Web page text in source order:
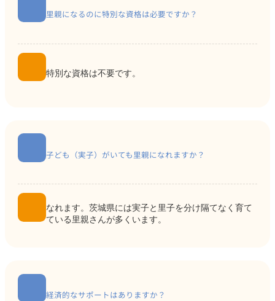
里親になるのに特別な資格は必要ですか？
特別な資格は不要です。
子ども（実子）がいても里親になれますか？
なれます。茨城県には実子と里子を分け隔てなく育て
ている里親さんが多くいます。
経済的なサポートはありますか？